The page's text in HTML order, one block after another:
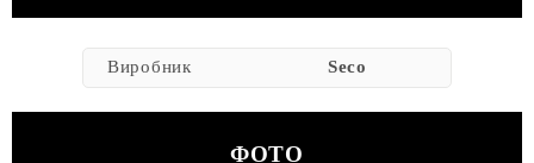
Виробник Seco
ФОТО